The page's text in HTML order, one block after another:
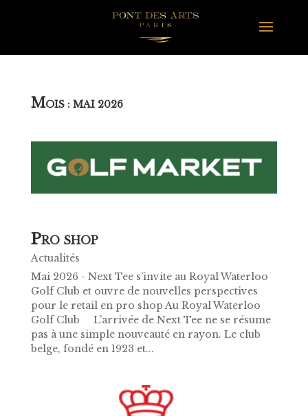
MOIS : MAI 2026
PRO SHOP
Actualités
Mai 2026 - Next Tee s’invite au Royal Waterloo
Golf Club et ouvre de nouvelles perspectives
pour le retail en pro shop Au Royal Waterloo
Golf Club L’arrivée de Next Tee ne se résume
pas à une simple nouveauté en rayon. Le club
belge, fondé en 1923 et...